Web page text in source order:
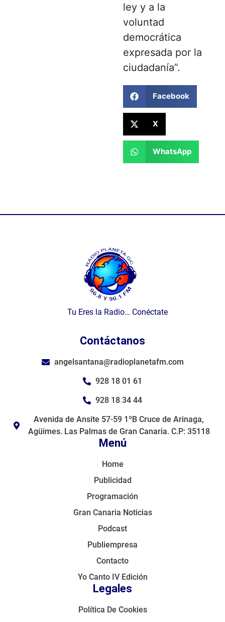
ley y a la
voluntad
democrática
expresada por la
ciudadanía”.
Facebook
X
WhatsApp
Tu Eres la Radio… Conéctate
Menú
Home
Publicidad
Programación
Gran Canaria Noticias
Podcast
Publiempresa
Contacto
Yo Canto IV Edición
Legales
Política De Cookies
Contáctanos
angelsantana@radioplanetafm.com
928 18 01 61
928 18 34 44
Avenida de Ansite 57-59 1ºB Cruce de Arinaga,
Agüimes. Las Palmas de Gran Canaria. C.P: 35118